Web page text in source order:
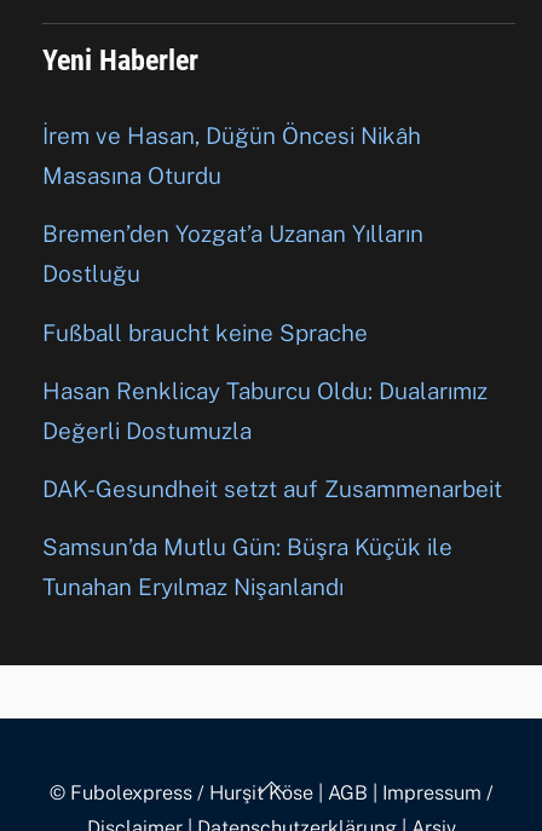
Yeni Haberler
İrem ve Hasan, Düğün Öncesi Nikâh
Masasına Oturdu
Bremen’den Yozgat’a Uzanan Yılların
Dostluğu
Fußball braucht keine Sprache
Hasan Renklicay Taburcu Oldu: Dualarımız
Değerli Dostumuzla
DAK-Gesundheit setzt auf Zusammenarbeit
Samsun’da Mutlu Gün: Büşra Küçük ile
Tunahan Eryılmaz Nişanlandı
Back
© Fubolexpress / Hurşit Köse| AGB
Impressum /